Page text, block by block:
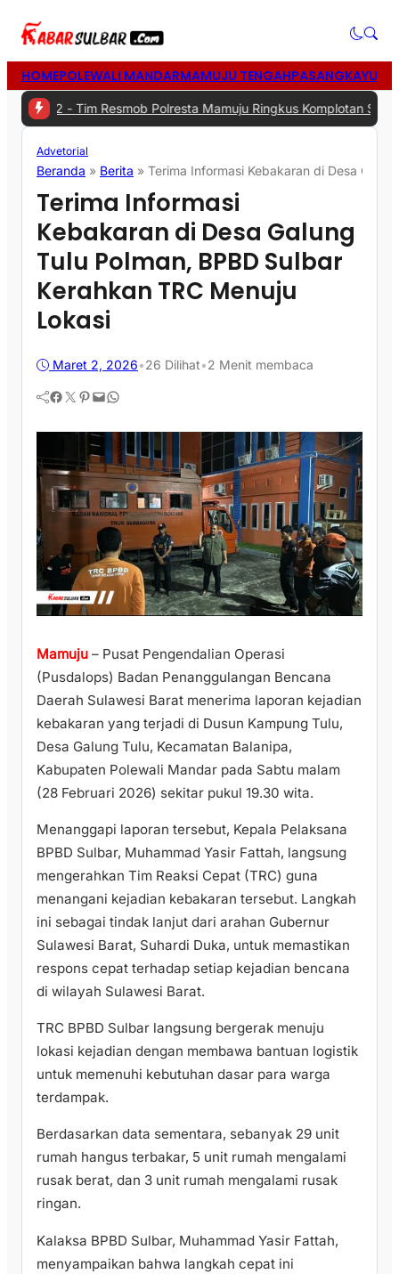
HOMEPOLEWALI MANDARMAMUJU TENGAHPASANGKAYU
Tim Resmob Polresta Mamuju Ringkus Komplotan Spesialis
Advetorial
Beranda » Berita » Terima Informasi Kebakaran di Desa
Terima Informasi
Kebakaran di Desa Galung
Tulu Polman, BPBD Sulbar
Kerahkan TRC Menuju
Lokasi
Maret 2, 2026•26 Dilihat•2 Menit membaca
Facebook Twitter Pinterest Mail WhatsApp
Mamuju – Pusat Pengendalian Operasi
(Pusdalops) Badan Penanggulangan Bencana
Daerah Sulawesi Barat menerima laporan kejadian
kebakaran yang terjadi di Dusun Kampung Tulu,
Desa Galung Tulu, Kecamatan Balanipa,
Kabupaten Polewali Mandar pada Sabtu malam
(28 Februari 2026) sekitar pukul 19.30 wita.
Menanggapi laporan tersebut, Kepala Pelaksana
BPBD Sulbar, Muhammad Yasir Fattah, langsung
mengerahkan Tim Reaksi Cepat (TRC) guna
menangani kejadian kebakaran tersebut. Langkah
ini sebagai tindak lanjut dari arahan Gubernur
Sulawesi Barat, Suhardi Duka, untuk memastikan
respons cepat terhadap setiap kejadian bencana
di wilayah Sulawesi Barat.
TRC BPBD Sulbar langsung bergerak menuju
lokasi kejadian dengan membawa bantuan logistik
untuk memenuhi kebutuhan dasar para warga
terdampak.
Berdasarkan data sementara, sebanyak 29 unit
rumah hangus terbakar, 5 unit rumah mengalami
rusak berat, dan 3 unit rumah mengalami rusak
ringan.
Kalaksa BPBD Sulbar, Muhammad Yasir Fattah,
menyampaikan bahwa langkah cepat ini